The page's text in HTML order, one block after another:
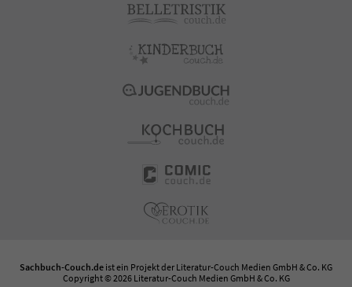
Sachbuch-Couch.de ist ein Projekt der Literatur-Couch Medien GmbH & Co. KG
Copyright © 2026 Literatur-Couch Medien GmbH & Co. KG